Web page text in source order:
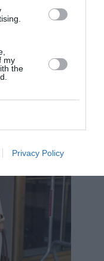
my
the
Privacy Policy
μεταλλικές peep-